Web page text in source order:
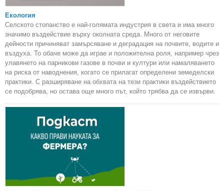
Екология
Селското стопанство е най-голямата индустрия в света и има много
значимо въздействие върху околната среда. Много от неговите
дейности причиняват замърсяване и деградация на почвите, водите и
въздуха. То обаче може да играе и положителна роля, например чрез
улавянето на парникови газове в почви и култури или намаляването
на риска от наводнения, когато се прилагат определени земеделски
практики. С разширяване на обхвата на тези практики въздействието
се подобрява, но остава още много път, който трябва да се извърви.